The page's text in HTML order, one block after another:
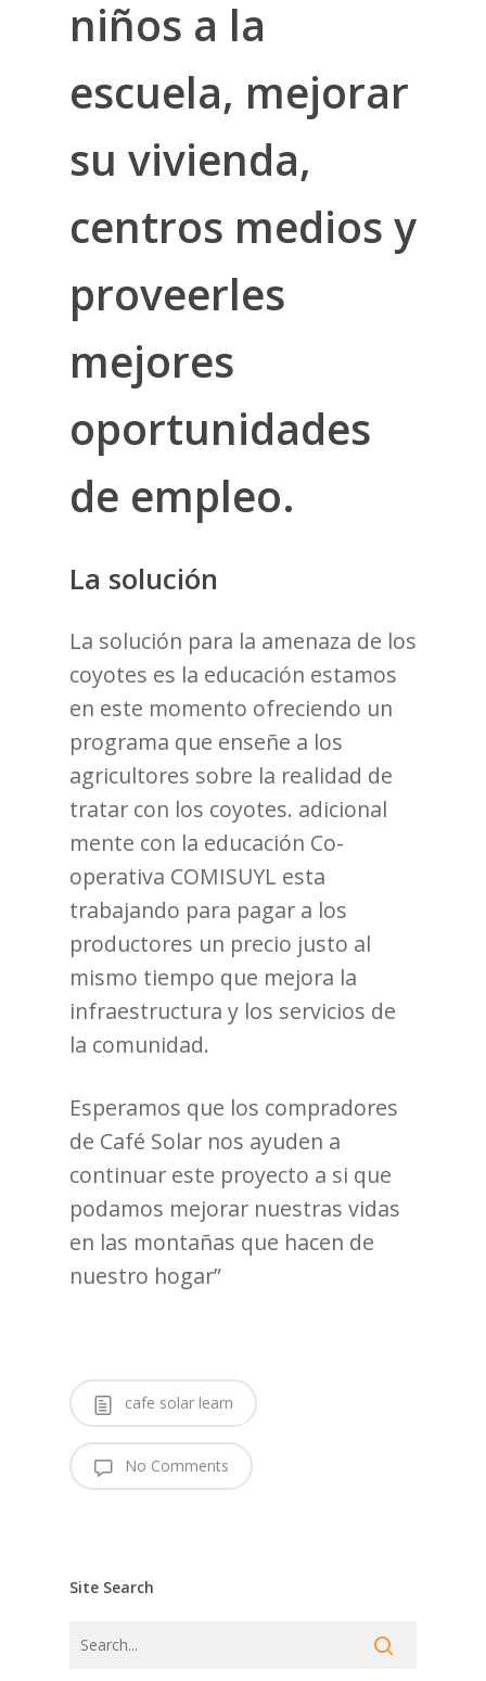
niños a la
escuela, mejorar
su vivienda,
centros medios y
proveerles
mejores
oportunidades
de empleo.
La solución
La solución para la amenaza de los
coyotes es la educación estamos
en este momento ofreciendo un
programa que enseñe a los
agricultores sobre la realidad de
tratar con los coyotes. adicional
mente con la educación Co-
operativa COMISUYL esta
trabajando para pagar a los
productores un precio justo al
mismo tiempo que mejora la
infraestructura y los servicios de
la comunidad.
Esperamos que los compradores
de Café Solar nos ayuden a
continuar este proyecto a si que
podamos mejorar nuestras vidas
en las montañas que hacen de
nuestro hogar”
cafe solar learn
No Comments
Site Search